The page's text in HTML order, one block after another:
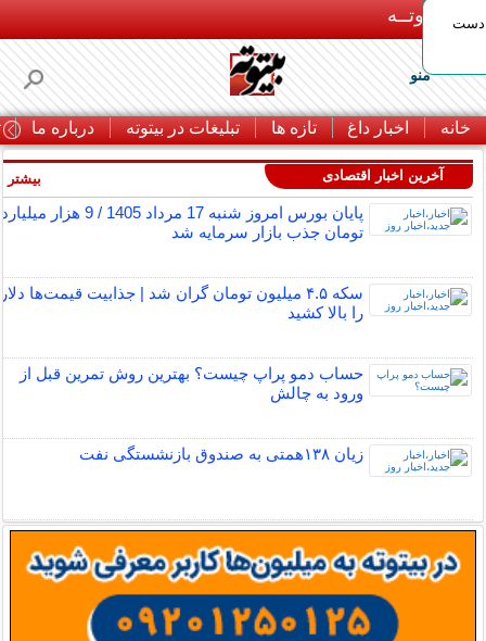
بـیتوتــه
منو
خانه اخبار داغ تازه ها تبلیغات در بیتوته درباره ما
دست
آخرین اخبار اقتصادی
پایان بورس امروز شنبه 17 مرداد 1405 / 9 هزار میلیارد
تومان جذب بازار سرمایه شد
سکه ۴.۵ میلیون تومان گران شد | جذابیت قیمت‌ها دلار
را بالا کشید
حساب دمو پراپ چیست؟ بهترین روش تمرین قبل از
ورود به چالش
زیان ۱۳۸همتی به صندوق بازنشستگی نفت
بیشتر